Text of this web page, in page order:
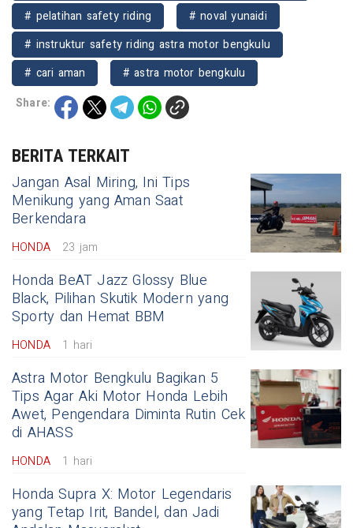
# pelatihan safety riding
# noval yunaidi
# instruktur safety riding astra motor bengkulu
# cari aman
# astra motor bengkulu
Share:
BERITA TERKAIT
Jangan Asal Miring, Ini Tips
Menikung yang Aman Saat
Berkendara
HONDA 23 jam
Honda BeAT Jazz Glossy Blue
Black, Pilihan Skutik Modern yang
Sporty dan Hemat BBM
HONDA 1 hari
Astra Motor Bengkulu Bagikan 5
Tips Agar Aki Motor Honda Lebih
Awet, Pengendara Diminta Rutin Cek
di AHASS
HONDA 1 hari
Honda Supra X: Motor Legendaris
yang Tetap Irit, Bandel, dan Jadi